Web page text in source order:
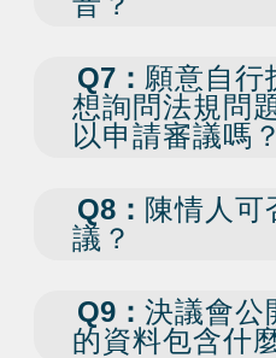
Q7： 願意自行
想詢問法規問
以申請審議嗎？
Q8： 陳情人可
議？
Q9： 決議會公
的資料包含什